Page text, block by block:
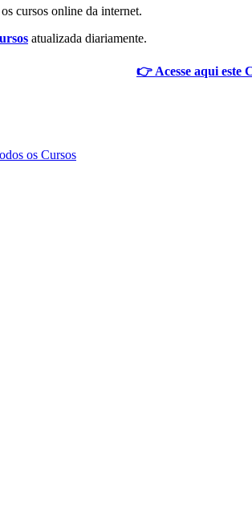
cursos online da internet.
atualizada diariamente.
👉 Acesse aqui este
os Cursos